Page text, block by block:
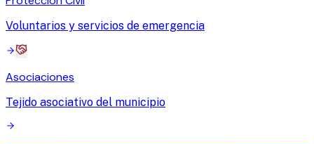
Voluntarios y servicios de emergencia
Asociaciones
Tejido asociativo del municipio